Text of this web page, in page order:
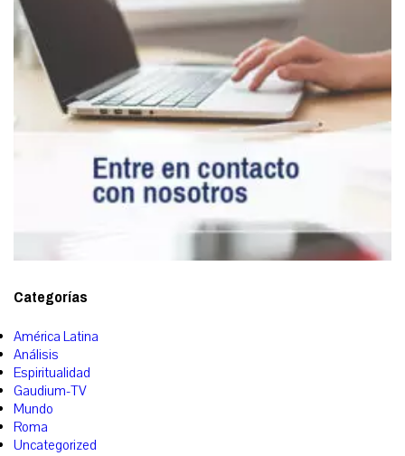
Categorías
América Latina
Análisis
Espiritualidad
Gaudium-TV
Mundo
Roma
Uncategorized